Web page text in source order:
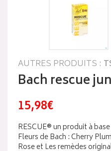
AUTRES PRODUITS :
Bach rescue
15,98€
RESCUE® un produit à
Fleurs de Bach : Cherry
Rose et Les remèdes